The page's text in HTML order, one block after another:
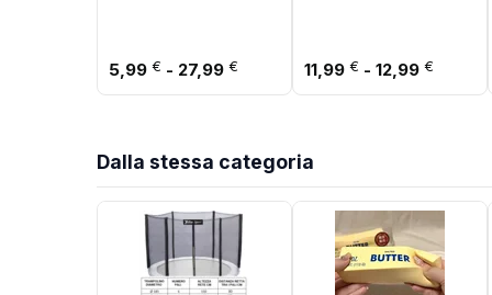
dei bambini
5,99 € - 27,99 € Fascia di prezzo: da 5,99 € a
11,99 € - 12,99 €
Dalla stessa categoria